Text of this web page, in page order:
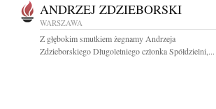
ANDRZEJ ZDZIEBORSKI
WARSZAWA
Z głębokim smutkiem żegnamy Andrzeja
Zdzieborskiego Długoletniego członka Spółdzielni,...